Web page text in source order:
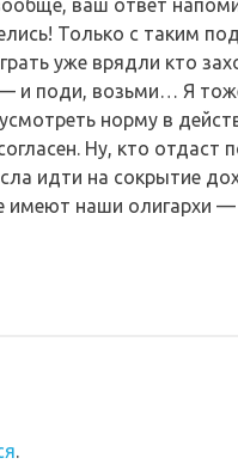
ваш ответ
Только с таким
уже врядли кто
— и поди, возьми… Я
норму в
Ну, кто отдаст
идти на сокрытие
имеют наши олигархи
.